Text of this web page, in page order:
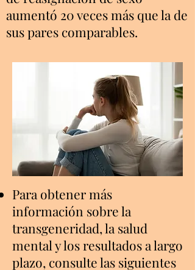
aumentó 20 veces más que la de
sus pares comparables.
Para obtener más
información sobre la
transgeneridad, la salud
mental y los resultados a largo
plazo, consulte las siguientes